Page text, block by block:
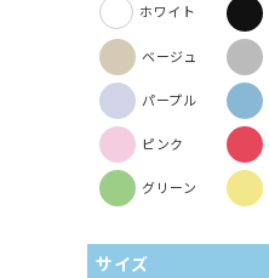
ホワイト
ベージュ
パープル
ピンク
グリーン
サイズ